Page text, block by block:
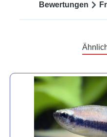
Bewertungen